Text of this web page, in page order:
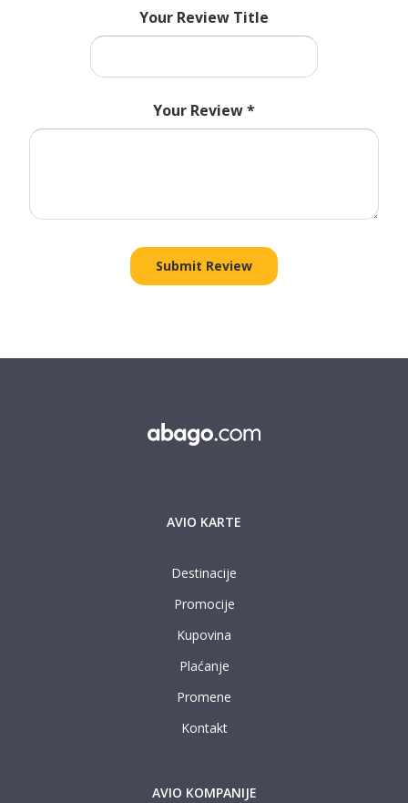
Your Review Title
Your Review*
AVIO KARTE
Destinacije
Promocije
Kupovina
Plaćanje
Promene
Kontakt
AVIO KOMPANIJE